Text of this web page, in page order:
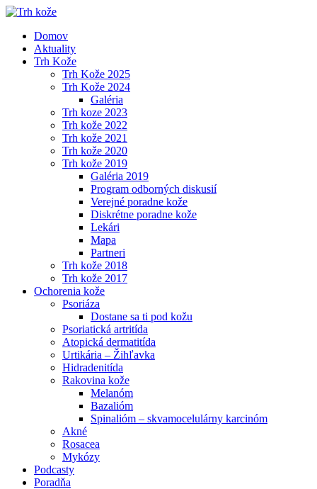
Domov
Aktuality
Trh Kože
Trh Kože 2025
Trh Kože 2024
Galéria
Trh koze 2023
Trh kože 2022
Trh kože 2021
Trh kože 2020
Trh kože 2019
Galéria 2019
Program odborných diskusií
Verejné poradne kože
Diskrétne poradne kože
Lekári
Mapa
Partneri
Trh kože 2018
Trh kože 2017
Ochorenia kože
Psoriáza
Dostane sa ti pod kožu
Psoriatická artritída
Atopická dermatitída
Urtikária – Žihľavka
Hidradenitída
Rakovina kože
Melanóm
Bazalióm
Spinalióm – skvamocelulárny karcinóm
Akné
Rosacea
Mykózy
Podcasty
Poradňa